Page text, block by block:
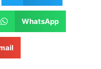
WhatsApp